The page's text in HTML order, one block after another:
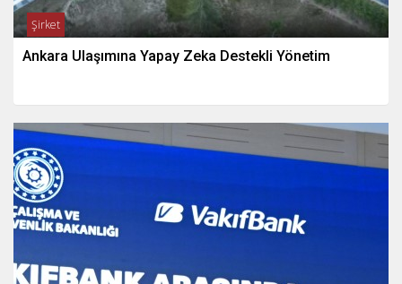
Şirket
Ankara Ulaşımına Yapay Zeka Destekli Yönetim